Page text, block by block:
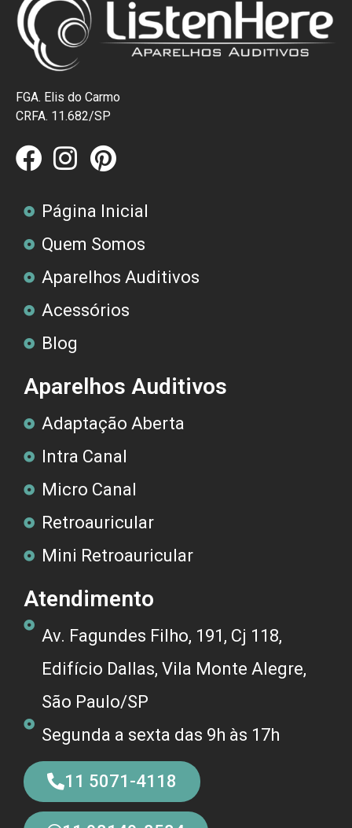
FGA. Elis do Carmo
CRFA. 11.682/SP
Página Inicial
Quem Somos
Aparelhos Auditivos
Acessórios
Blog
Aparelhos Auditivos
Adaptação Aberta
Intra Canal
Micro Canal
Retroauricular
Mini Retroauricular
Atendimento
Av. Fagundes Filho, 191, Cj 118,
Edifício Dallas, Vila Monte Alegre,
São Paulo/SP
Segunda a sexta das 9h às 17h
11 5071-4118